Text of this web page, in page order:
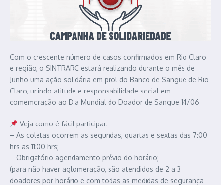
Com o crescente número de casos confirmados em Rio Claro
e região, o SINTRARC estará realizando durante o mês de
Junho uma ação solidária em prol do Banco de Sangue de Rio
Claro, unindo atitude e responsabilidade social em
comemoração ao Dia Mundial do Doador de Sangue 14/06
Veja como é fácil participar:
– As coletas ocorrem as segundas, quartas e sextas das 7:00
hrs as 11:00 hrs;
– Obrigatório agendamento prévio do horário;
(para não haver aglomeração, são atendidos de 2 a 3
doadores por horário e com todas as medidas de segurança